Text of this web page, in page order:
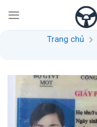
content
Trang chủ